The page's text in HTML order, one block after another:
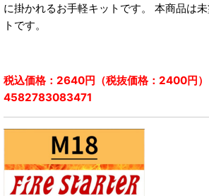
に掛かれるお手軽キットです。 本商品は
トです。
税込価格：2640円（税抜価格：2400円
4582783083471